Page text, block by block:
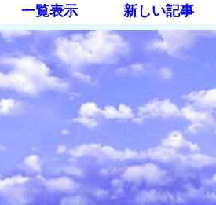
一覧表示 新しい記事